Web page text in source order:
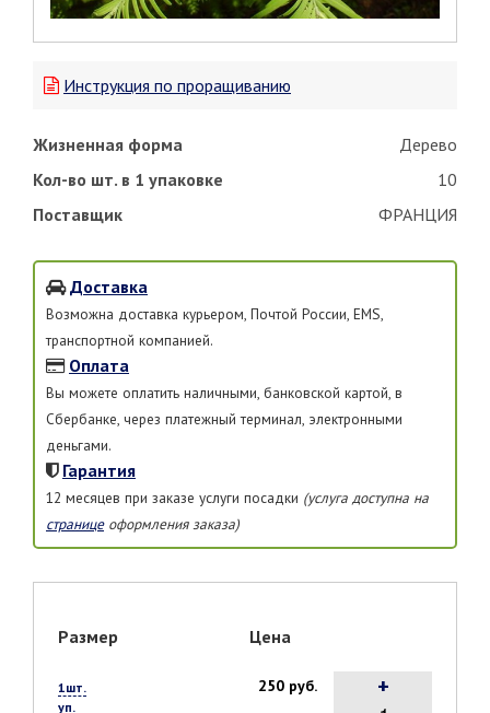
Инструкция по проращиванию
Жизненная форма
Дерево
Кол-во шт. в 1 упаковке
10
Поставщик
ФРАНЦИЯ
Доставка
Возможна доставка курьером, Почтой России, EMS,
транспортной компанией.
Оплата
Вы можете оплатить наличными, банковской картой, в
Сбербанке, через платежный терминал, электронными
деньгами.
Гарантия
12 месяцев при заказе услуги посадки (услуга доступна на
страницеоформления заказа)
Размер Цена
1шт.
уп.
250 руб. +